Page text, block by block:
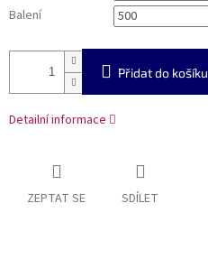
Balení
Přidat do košíku
Detailní informace
ZEPTAT SE SDÍLET